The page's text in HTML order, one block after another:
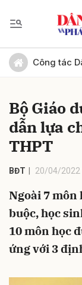
Công tác
Bộ Giáo
dẫn lựa
THPT
BĐT 20/04/2022
Ngoài 7 môn
buộc, học
10 môn học
ứng với 3
Gửi bình luận